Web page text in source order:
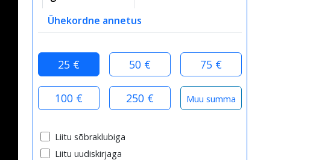
Ühekordne annetus
25 € 50 € 75 €
100 € 250 €
Liitu sõbraklubiga
Liitu uudiskirjaga